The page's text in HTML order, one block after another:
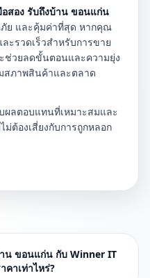
สอง รับถึงบ้าน ขอนแก่น
ย และคุ้มค่าที่สุด หากคุณ
ะรวดเร็วสำหรับการขาย
ช่วยลดขั้นตอนและความยุ่ง
สภาพสินค้าและตลาด
ผลตอบแทนที่เหมาะสมและ
ม่ต้องเสี่ยงกับการถูกหลอก
น ขอนแก่น กับ Winner IT
คาเท่าไหร่?